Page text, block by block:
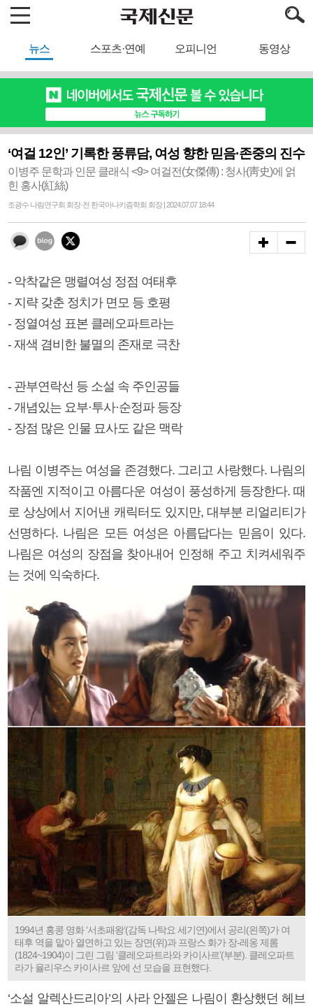
뉴스 스포츠·연예 오피니언 동영상
‘여걸 12인’ 기록한 풍류담, 여성 향한 믿음·존중의 진수
이병주 문학과 인문 클래식 <9> 여걸전(女傑傳) : 청사(靑史)에 얽
힌 홍사(紅絲)
조광수 나림연구회 회장·전 한국아나키즘학회 회장 | 2024.07.07 18:44
- 악착같은 맹렬여성 정점 여태후
- 지략 갖춘 정치가 면모 등 호평
- 정열여성 표본 클레오파트라는
- 재색 겸비한 불멸의 존재로 극찬
- 관부연락선 등 소설 속 주인공들
- 개념있는 요부·투사·순정파 등장
- 장점 많은 인물 묘사도 같은 맥락
나림 이병주는 여성을 존경했다. 그리고 사랑했다. 나림의
작품엔 지적이고 아름다운 여성이 풍성하게 등장한다. 때
로 상상에서 지어낸 캐릭터도 있지만, 대부분 리얼리티가
선명하다. 나림은 모든 여성은 아름답다는 믿음이 있다.
나림은 여성의 장점을 찾아내어 인정해 주고 치켜세워주
는 것에 익숙하다.
1994년 홍콩 영화 ‘서초패왕’(감독 나탁요 세기연)에서 공리(왼쪽)가 여
태후 역을 맡아 열연하고 있는 장면(위)과 프랑스 화가 장-레옹 제롬
(1824~1904)이 그린 그림 ‘클레오파트라와 카이사르’(부분). 클레오파트
라가 율리우스 카이사르 앞에 선 모습을 표현했다.
‘소설 알렉산드리아’의 사라 안젤은 나림이 환상했던 헤브